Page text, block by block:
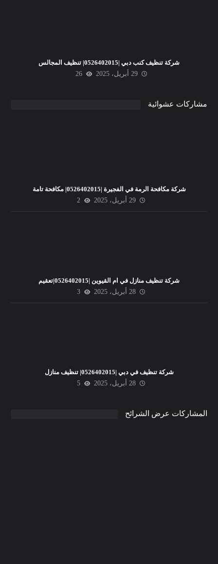
شركة تنظيف كنب دبي |0526402015| تنظيف المجالس
29 أبريل، 2025
26
مشاركات عشوائية
شركة مكافحة الرمة في الفجيرة |0526402015| مكافحة تامة
29 أبريل، 2025
2
شركة تنظيف منازل في ام القيوين |0526402015|تعقيم
28 أبريل، 2025
3
شركة تنظيف في دبي |0526402015| تنظيف منازل
28 أبريل، 2025
5
المشاركات عرض الشرائح